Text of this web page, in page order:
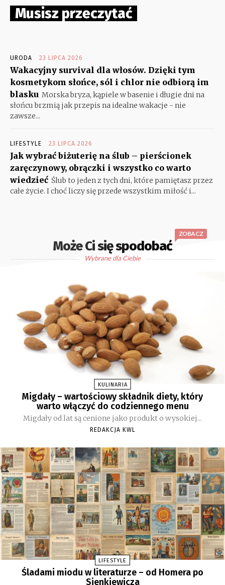
Musisz przeczytać
URODA 23 LIPCA 2026
Wakacyjny survival dla włosów. Dzięki tym
kosmetykom słońce, sól i chlor nie odbiorą im
blasku Morska bryza, kąpiele w basenie i długie dni na
słońcu brzmią jak przepis na idealne wakacje - nie
zawsze...
LIFESTYLE 23 LIPCA 2026
Jak wybrać biżuterię na ślub – pierścionek
zaręczynowy, obrączki i wszystko co warto
wiedzieć Ślub to jeden z tych dni, które pamiętasz przez
całe życie. I choć liczy się przede wszystkim miłość i...
Może Ci się spodobać
ZOBACZ
Wybrane dla Ciebie
KULINARIA
Migdały – wartościowy składnik diety, który
warto włączyć do codziennego menu
Migdały od lat są cenione jako produkt o wysokiej...
REDAKCJA KWL
LIFESTYLE
Śladami miodu w literaturze – od Homera po
Sienkiewicza